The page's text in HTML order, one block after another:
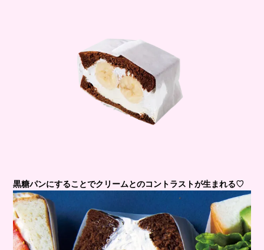
黒糖パンにすることでクリームとのコントラストが生まれる♡